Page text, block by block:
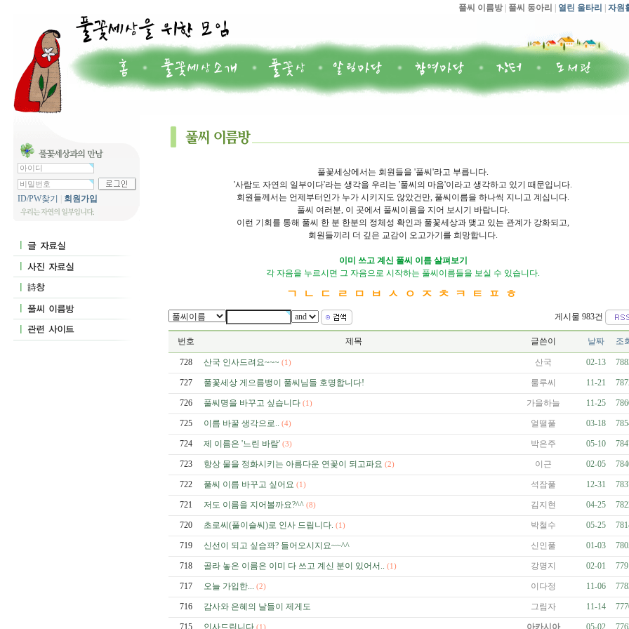
풀씨 이름방 풀씨 동아리 열린 울타리 자원
ID/PW찾기 회원가입
풀꽃세상에서는 회원들을 '풀씨'라고 부릅니다.
'사람도 자연의 일부이다'라는 생각을 우리는 '풀씨의 마음'이라고 생각하고 있기 때문입니다.
회원들께서는 언제부터인가 누가 시키지도 않았건만, 풀씨이름을 하나씩 지니고 계십니다.
풀씨 여러분, 이 곳에서 풀씨이름을 지어 보시기 바랍니다.
이런 기회를 통해 풀씨 한 분 한분의 정체성 확인과 풀꽃세상과 맺고 있는 관계가 강화되고,
회원들끼리 더 깊은 교감이 오고가기를 희망합니다.
이미 쓰고 계신 풀씨 이름 살펴보기
각 자음을 누르시면 그 자음으로 시작하는 풀씨이름들을 보실 수 있습니다.
ㄱ ㄴ ㄷ ㄹ ㅁ ㅂ ㅅ ㅇ ㅈ ㅊ ㅋ ㅌ ㅍ ㅎ
게시물 983건
번호 제목 글쓴이 날짜 조
728 산국 인사드려요~~~ (1) 산국 02-13
727 풀꽃세상 게으름뱅이 풀씨님들 호명합니다! 룰루씨 11-21
726 풀씨명을 바꾸고 싶습니다 (1) 가을하늘 11-25
725 이름 바꿀 생각으로.. (4) 얼떨풀 03-18
724 제 이름은 '느린 바람' (3) 박은주 05-10
723 항상 물을 정화시키는 아름다운 연꽃이 되고파요 (2) 이근 02-05
722 풀씨 이름 바꾸고 싶어요 (1) 석잠풀 12-31
721 저도 이름을 지어볼까요?^^ (8) 김지현 04-25
720 초로씨(풀이슬씨)로 인사 드립니다. (1) 박철수 05-25
719 신선이 되고 싶슴꽈? 들어오시지요~~^^ 신인풀 01-03
718 골라 놓은 이름은 이미 다 쓰고 계신 분이 있어서.. (1) 강명지 02-01
717 오늘 가입한... (2) 이다정 11-06
716 감사와 은혜의 날들이 제게도 그림자 11-14
715 인사드립니다 (1) 아카시아 05-02